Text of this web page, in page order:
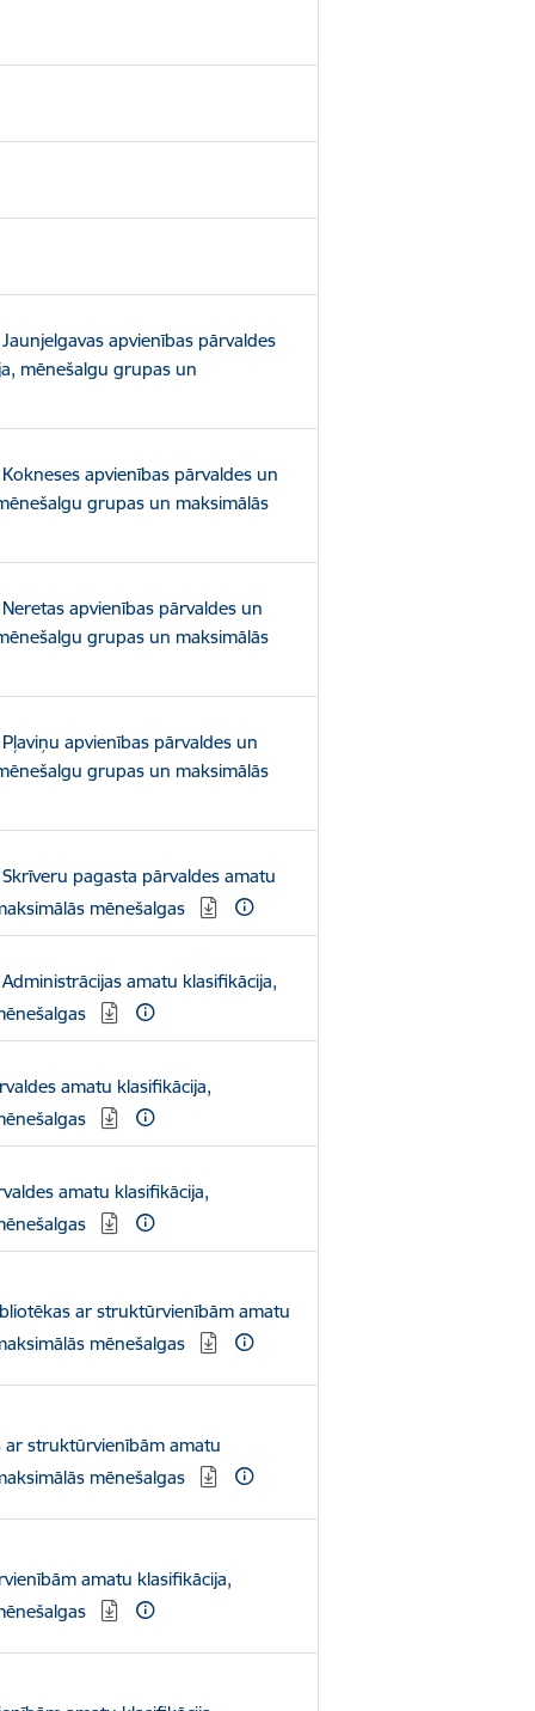
apvienības pārvaldes
mēnešalgu grupas un
apvienības pārvaldes un
grupas un maksimālās
apvienības pārvaldes un
grupas un maksimālās
apvienības pārvaldes un
grupas un maksimālās
pagasta pārvaldes amatu
mēnešalgas
amatu klasifikācija,
amatu klasifikācija,
amatu klasifikācija,
ar struktūrvienībām amatu
mēnešalgas
ar struktūrvienībām amatu
mēnešalgas
amatu klasifikācija,